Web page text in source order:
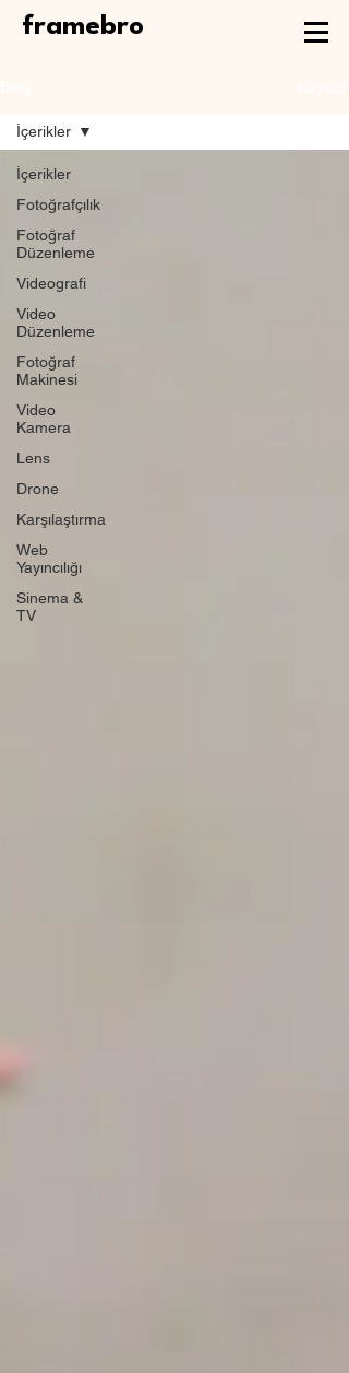
framebro
İçerikler
Fotoğrafçılık
Fotoğraf
Düzenleme
Videografi
Video
Düzenleme
Fotoğraf
Makinesi
Video
Kamera
Lens
Drone
Karşılaştırma
Web
Yayıncılığı
Sinema &
TV
İçerikler